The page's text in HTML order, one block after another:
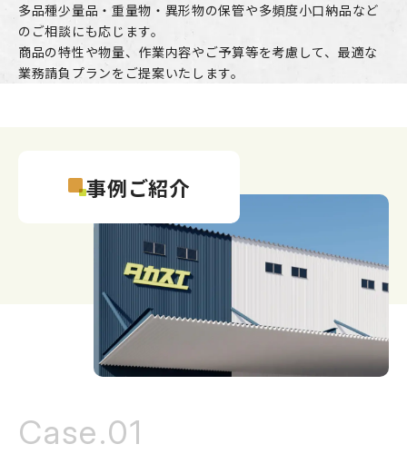
多品種少量品・重量物・異形物の保管や多頻度小口納品など
のご相談にも応じます。
商品の特性や物量、作業内容やご予算等を考慮して、最適な
業務請負プランをご提案いたします。
事例ご紹介
Case.01